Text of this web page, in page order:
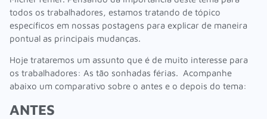
todos os trabalhadores, estamos tratando de tópico
específicos em nossas postagens para explicar de maneira
pontual as principais mudanças.
Hoje trataremos um assunto que é de muito interesse para
os trabalhadores: As tão sonhadas férias. Acompanhe
abaixo um comparativo sobre o antes e o depois do tema:
ANTES